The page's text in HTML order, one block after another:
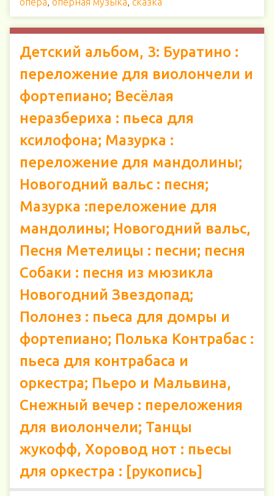
Детский альбом, 3: Буратино :
переложение для виолончели и
фортепиано; Весёлая
неразбериха : пьеса для
ксилофона; Мазурка :
переложение для мандолины;
Новогодний вальс : песня;
Мазурка :переложение для
мандолины; Новогодний вальс,
Песня Метелицы : песни; песня
Собаки : песня из мюзикла
Новогодний Звездопад;
Полонез : пьеса для домры и
фортепиано; Полька Контрабас :
пьеса для контрабаса и
оркестра; Пьеро и Мальвина,
Снежный вечер : переложения
для виолончели; Танцы
жукофф, Хоровод нот : пьесы
для оркестра : [рукопись]